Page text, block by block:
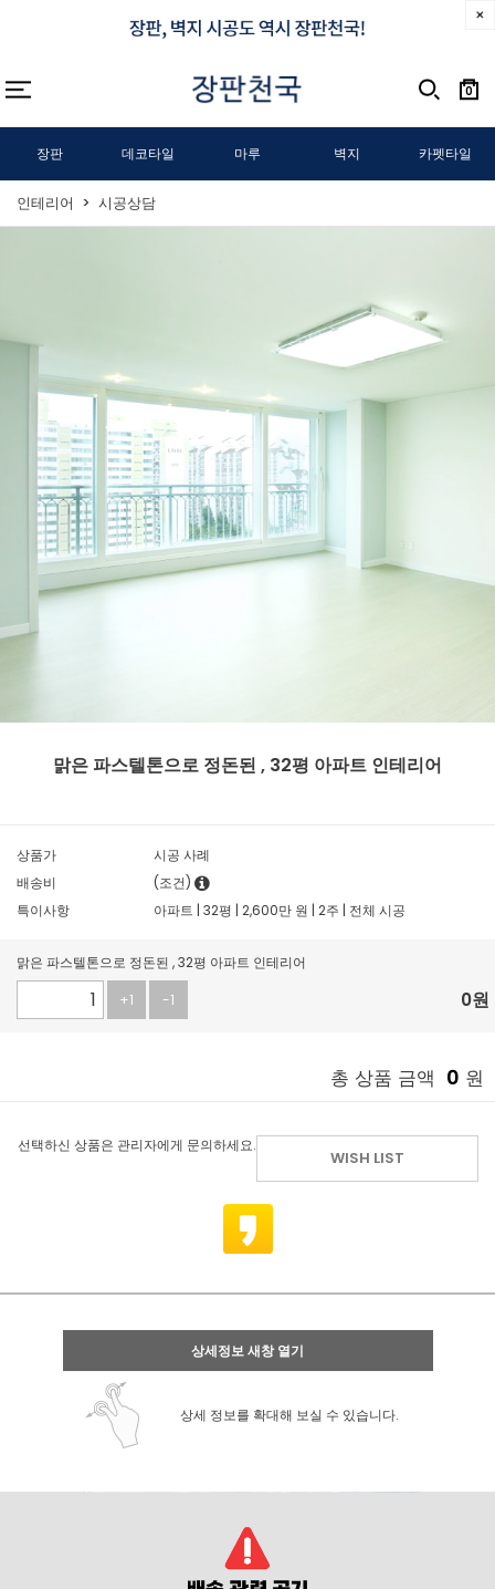
0
장판 데코타일 마루 벽지 카펫타일
인테리어 시공상담
맑은 파스텔톤으로 정돈된 , 32평 아파트 인테리어
상품가
시공 사례
배송비
(조건)
특이사항
아파트 | 32평 | 2,600만 원 | 2주 | 전체 시공
맑은 파스텔톤으로 정돈된 , 32평 아파트 인테리어
+1
-1 0원
총 상품 금액 0 원
WISH LIST
선택하신 상품은 관리자에게 문의하세요.
상세정보 새창 열기
상세 정보를 확대해 보실 수 있습니다.